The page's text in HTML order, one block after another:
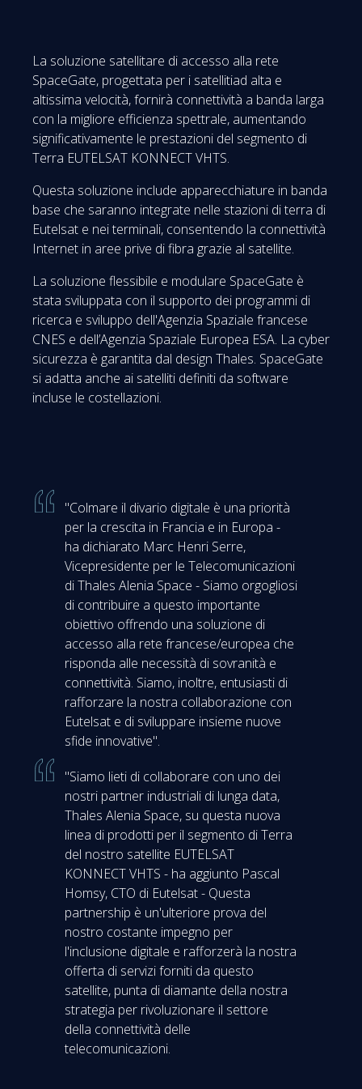
La soluzione satellitare di accesso alla rete
SpaceGate, progettata per i satellitiad alta e
altissima velocità, fornirà connettività a banda larga
con la migliore efficienza spettrale, aumentando
significativamente le prestazioni del segmento di
Terra EUTELSAT KONNECT VHTS.
Questa soluzione include apparecchiature in banda
base che saranno integrate nelle stazioni di terra di
Eutelsat e nei terminali, consentendo la connettività
Internet in aree prive di fibra grazie al satellite.
La soluzione flessibile e modulare SpaceGate è
stata sviluppata con il supporto dei programmi di
ricerca e sviluppo dell'Agenzia Spaziale francese
CNES e dell’Agenzia Spaziale Europea ESA. La cyber
sicurezza è garantita dal design Thales. SpaceGate
si adatta anche ai satelliti definiti da software
incluse le costellazioni.
"Colmare il divario digitale è una priorità
per la crescita in Francia e in Europa -
ha dichiarato Marc Henri Serre,
Vicepresidente per le Telecomunicazioni
di Thales Alenia Space - Siamo orgogliosi
di contribuire a questo importante
obiettivo offrendo una soluzione di
accesso alla rete francese/europea che
risponda alle necessità di sovranità e
connettività. Siamo, inoltre, entusiasti di
rafforzare la nostra collaborazione con
Eutelsat e di sviluppare insieme nuove
sfide innovative".
"Siamo lieti di collaborare con uno dei
nostri partner industriali di lunga data,
Thales Alenia Space, su questa nuova
linea di prodotti per il segmento di Terra
del nostro satellite EUTELSAT
KONNECT VHTS - ha aggiunto Pascal
Homsy, CTO di Eutelsat - Questa
partnership è un'ulteriore prova del
nostro costante impegno per
l'inclusione digitale e rafforzerà la nostra
offerta di servizi forniti da questo
satellite, punta di diamante della nostra
strategia per rivoluzionare il settore
della connettività delle
telecomunicazioni.